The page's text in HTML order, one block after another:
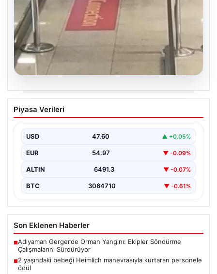
05.08.2026
2 yaşındaki bebeği Heimlich
manevrasıyla kurtaran personele ödül
Kurtaran Güvenlik Görevlilerine Takdir Ödülü”,
“content”: “…
Piyasa Verileri
USD 47.60 ▲ +0.05%
EUR 54.97 ▼ -0.09%
ALTIN 6491.3 ▼ -0.07%
BTC 3064710 ▼ -0.61%
Son Eklenen Haberler
■Adıyaman Gerger’de Orman Yangını: Ekipler Söndürme
Çalışmalarını Sürdürüyor
■2 yaşındaki bebeği Heimlich manevrasıyla kurtaran personele
ödül